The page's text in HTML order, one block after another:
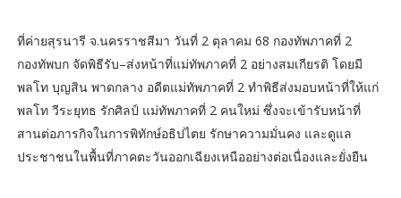
ที่ค่ายสุรนารี จ.นครราชสีมา วันที่ 2 ตุลาคม 68 กองทัพภาคที่ 2
กองทัพบก จัดพิธีรับ–ส่งหน้าที่แม่ทัพภาคที่ 2 อย่างสมเกียรติ โดยมี
พลโท บุญสิน พาดกลาง อดีตแม่ทัพภาคที่ 2 ทำพิธีส่งมอบหน้าที่ให้แก่
พลโท วีระยุทธ รักศิลป์ แม่ทัพภาคที่ 2 คนใหม่ ซึ่งจะเข้ารับหน้าที่
สานต่อภารกิจในการพิทักษ์อธิปไตย รักษาความมั่นคง และดูแล
ประชาชนในพื้นที่ภาคตะวันออกเฉียงเหนืออย่างต่อเนื่องและยั่งยืน